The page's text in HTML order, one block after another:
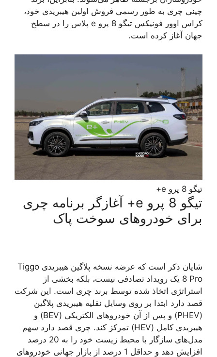
چینی چری به طور رسمی فروش اولین هیبریدی خود،
کراس اوور فونیکس تیگو 8 پرو e پلاس را در سطح
جهان آغاز کرده است.
تیگو 8 پرو e+
تیگو 8 پرو e+ آغازگر برنامه چری
برای خودروهای سوخت پاک
شایان ذکر است که عرضه نسخه پلاگین هیبریدی Tiggo
8 Pro یک رویداد تصادفی نیست، بلکه بخشی از
استراتژی اتخاذ شده توسط برند چری است. این شرکت
قصد دارد ابتدا بر روی وسایل نقلیه هیبریدی پلاگین
(PHEV) و پس از آن خودروهای الکتریکی (BEV) و
هیبریدی کامل (HEV) تمرکز کند. چری قصد دارد سهم
مدل‌های سازگار با محیط زیست خود را به 20 درصد
افزایش دهد و حداقل 1 درصد از بازار جهانی خودروهای